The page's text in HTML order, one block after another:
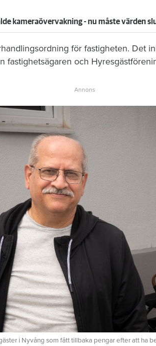
kameraövervakning - nu måste värden
för fastigheten. Det
fastighetsägaren och
i Nyvång som fått tillbaka pengar efter att ha